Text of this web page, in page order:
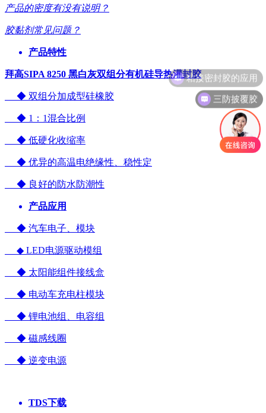
产品的密度有没有说明？
胶黏剂常见问题？
产品特性
拜高SIPA 8250 黑白灰双组分有机硅导热灌封胶
◆ 双组分加成型硅橡胶
◆ 1：1混合比例
◆ 低硬化收缩率
◆ 优异的高温电绝缘性、稳性定
◆ 良好的防水防潮性
产品应用
◆ 汽车电子、模块
◆ LED电源驱动模组
◆ 太阳能组件接线盒
◆ 电动车充电柱模块
◆ 锂电池组、电容组
◆ 磁感线圈
◆ 逆变电源
TDS下载
粘接密封胶的应用
三防披覆胶